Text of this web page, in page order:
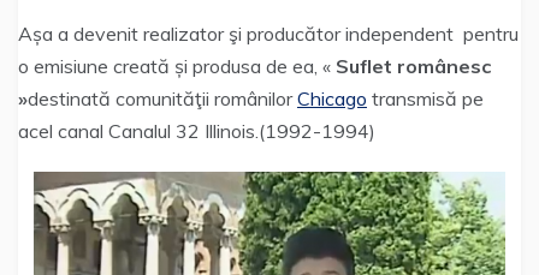
Așa a devenit realizator şi producător independent pentru
o emisiune creată și produsa de ea, « Suflet românesc
»destinată comunităţii românilorChicago transmisă pe
acel canal Canalul 32 Illinois.(1992-1994)